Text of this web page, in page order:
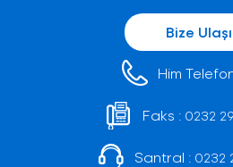
Bize
Him
Faks : 0232
Santral : 0232